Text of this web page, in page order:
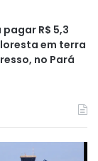
R$ 5,3
em terra
no Pará